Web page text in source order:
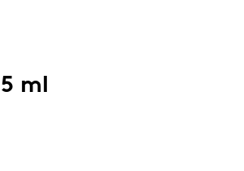
ml